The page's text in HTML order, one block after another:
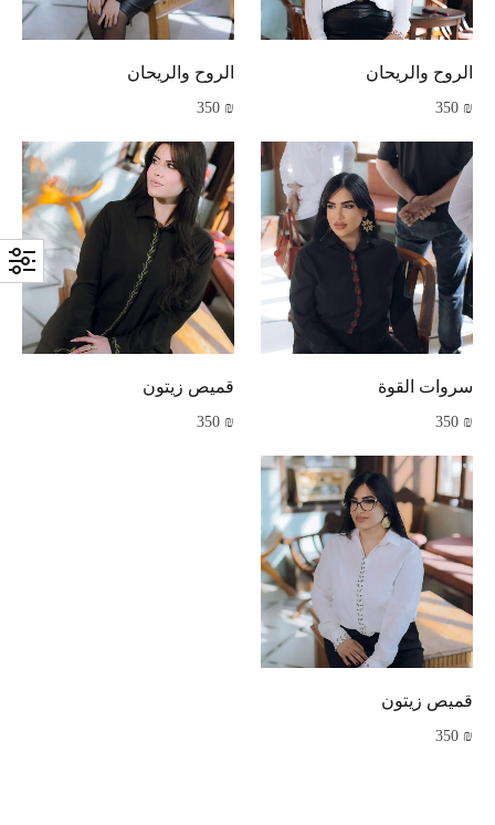
الروح والريحان
350 ₪
الروح والريحان
350 ₪
سروات القوة
350 ₪
قميص زيتون
350 ₪
قميص زيتون
350 ₪